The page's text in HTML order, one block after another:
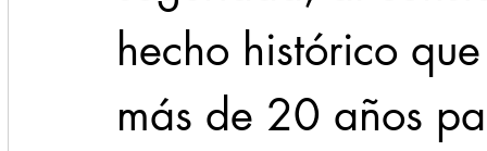
hecho histórico
más de 20 años